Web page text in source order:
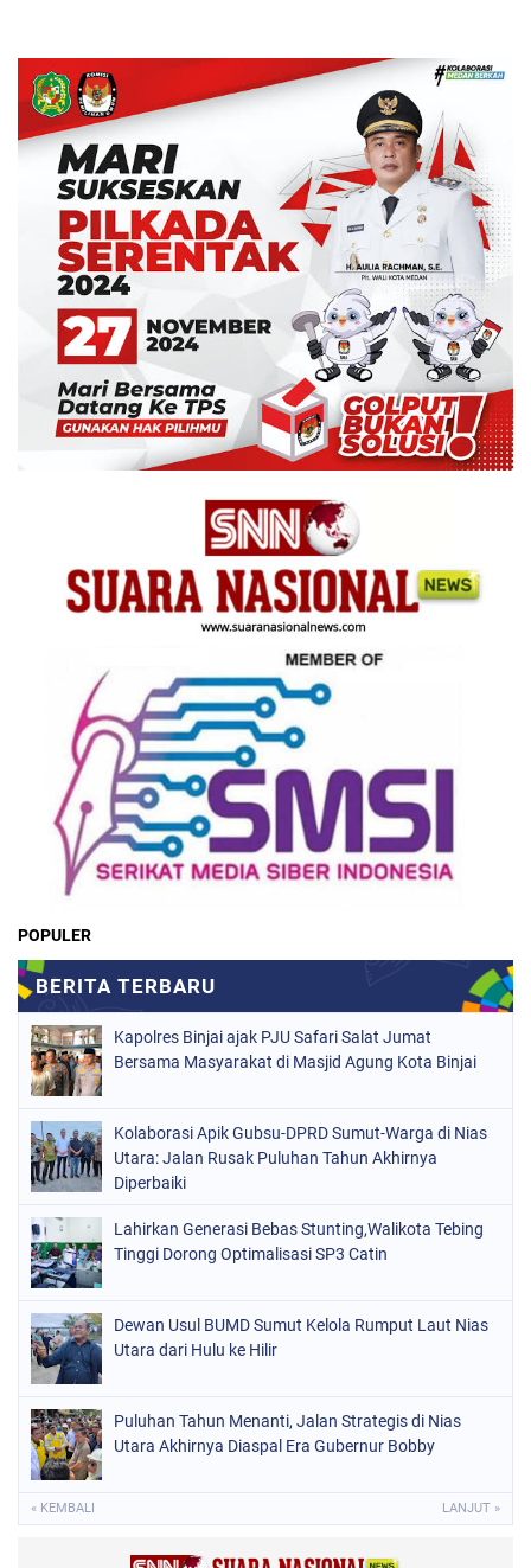
POPULER
Kapolres Binjai ajak PJU Safari Salat Jumat
Bersama Masyarakat di Masjid Agung Kota Binjai
Kolaborasi Apik Gubsu-DPRD Sumut-Warga di Nias
Utara: Jalan Rusak Puluhan Tahun Akhirnya
Diperbaiki
Lahirkan Generasi Bebas Stunting,Walikota Tebing
Tinggi Dorong Optimalisasi SP3 Catin
Dewan Usul BUMD Sumut Kelola Rumput Laut Nias
Utara dari Hulu ke Hilir
Puluhan Tahun Menanti, Jalan Strategis di Nias
Utara Akhirnya Diaspal Era Gubernur Bobby
« KEMBALI LANJUT »